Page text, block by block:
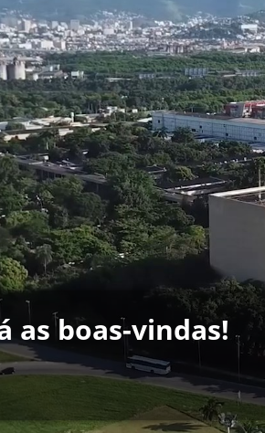
as boas-vindas!